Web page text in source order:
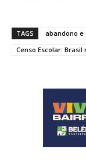
TAGS
abandono e
Censo Escolar: